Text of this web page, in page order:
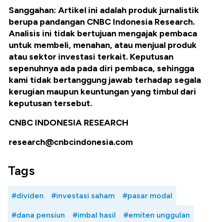
Sanggahan: Artikel ini adalah produk jurnalistik
berupa pandangan CNBC Indonesia Research.
Analisis ini tidak bertujuan mengajak pembaca
untuk membeli, menahan, atau menjual produk
atau sektor investasi terkait. Keputusan
sepenuhnya ada pada diri pembaca, sehingga
kami tidak bertanggung jawab terhadap segala
kerugian maupun keuntungan yang timbul dari
keputusan tersebut.
CNBC INDONESIA RESEARCH
research@cnbcindonesia.com
Tags
#dividen #investasi saham #pasar modal
#dana pensiun #imbal hasil #emiten unggulan